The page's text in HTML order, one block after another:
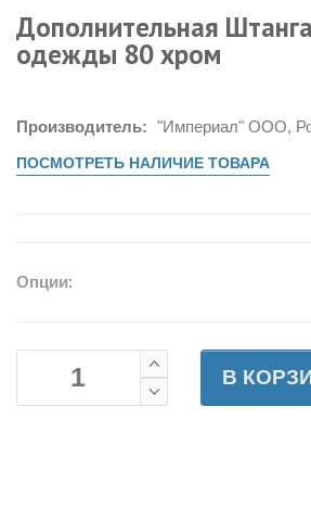
Дополнительная
одежды 80 хром
Производитель: "Империал" ООО,
ПОСМОТРЕТЬ НАЛИЧИЕ ТОВАРА
Опции:
В